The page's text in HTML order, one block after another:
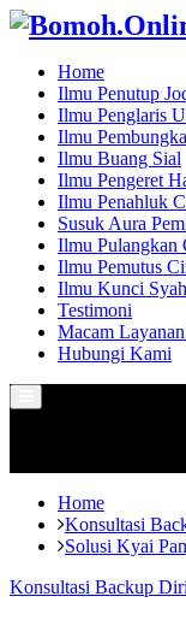
Home
Ilmu Penutup
Ilmu Penglaris
Ilmu
Ilmu Buang Sial
Ilmu Pengeret
Ilmu Penahluk
Susuk Aura
Ilmu Pulangkan
Ilmu Pemutus
Ilmu Kunci
Testimoni
Macam
Hubungi Kami
Menu
Home
Konsultasi
Solusi Kyai
Konsultasi Backup Diri